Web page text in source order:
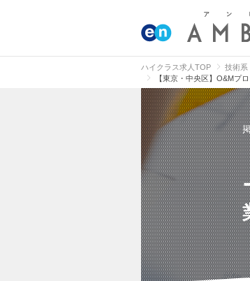
ハイクラス求人TOP 技術系
【東京・中央区】O&Mプ